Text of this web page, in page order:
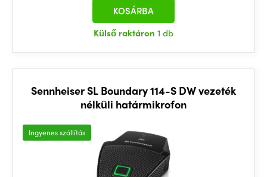
Külső raktáron 1 db
KOSÁRBA
Sennheiser SL Boundary 114-S DW vezeték
nélküli határmikrofon
Ingyenes szállítás